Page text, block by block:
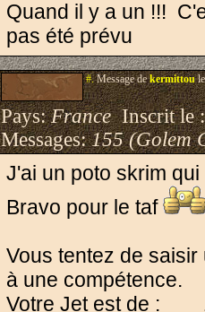
Quand il y a un !!!
pas été prévu
#.Message dekermittoule
Pays:FranceInscrit le
Messages:155 (Golem
J'ai un poto skrim
Bravo pour le taf
Vous tentez de
à une compétence.
Votre Jet est de :